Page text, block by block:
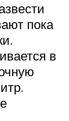
пока
в